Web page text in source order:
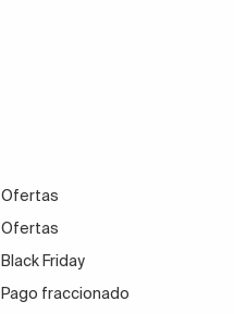
Ofertas
Ofertas
Black Friday
Pago fraccionado